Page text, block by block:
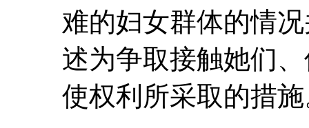
难的妇女群体的情
述为争取接触她们
使权利所采取的措